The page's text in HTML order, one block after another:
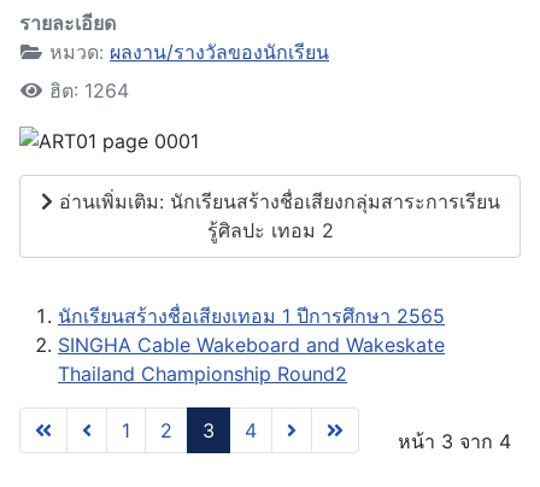
รายละเอียด
หมวด: ผลงาน/รางวัลของนักเรียน
ฮิต: 1264
อ่านเพิ่มเติม: นักเรียนสร้างชื่อเสียงกลุ่มสาระการเรียน
รู้ศิลปะ เทอม 2
นักเรียนสร้างชื่อเสียงเทอม 1 ปีการศึกษา 2565
SINGHA Cable Wakeboard and Wakeskate
Thailand Championship Round2
หน้า 3 จาก 4
1 2 3 4